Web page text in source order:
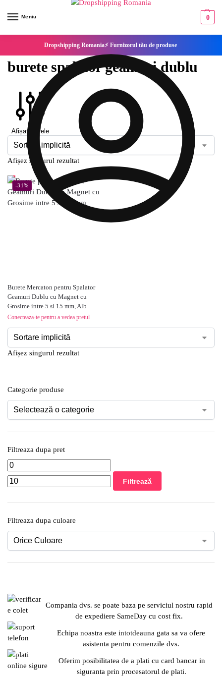
Meniu 0
Dropshipping Romania⚡ Furnizorul tău de produse
burete spalator geamuri dublu
Afișați filtrele
Afișez singurul rezultat
-31%
Burete Mercaton pentru Spalator
Geamuri Dublu cu Magnet cu
Grosime intre 5 si 15 mm, Alb
Conecteaza-te pentru a vedea pretul
Afișez singurul rezultat
Categorie produse
Filtreaza dupa pret
Filtrează
Filtreaza dupa culoare
Compania dvs. se poate baza pe serviciul nostru rapid
de expediere SameDay cu cost fix.
Echipa noastra este intotdeauna gata sa va ofere
asistenta pentru comenzile dvs.
Oferim posibilitatea de a plati cu card bancar in
siguranta prin procesatorul de plati.